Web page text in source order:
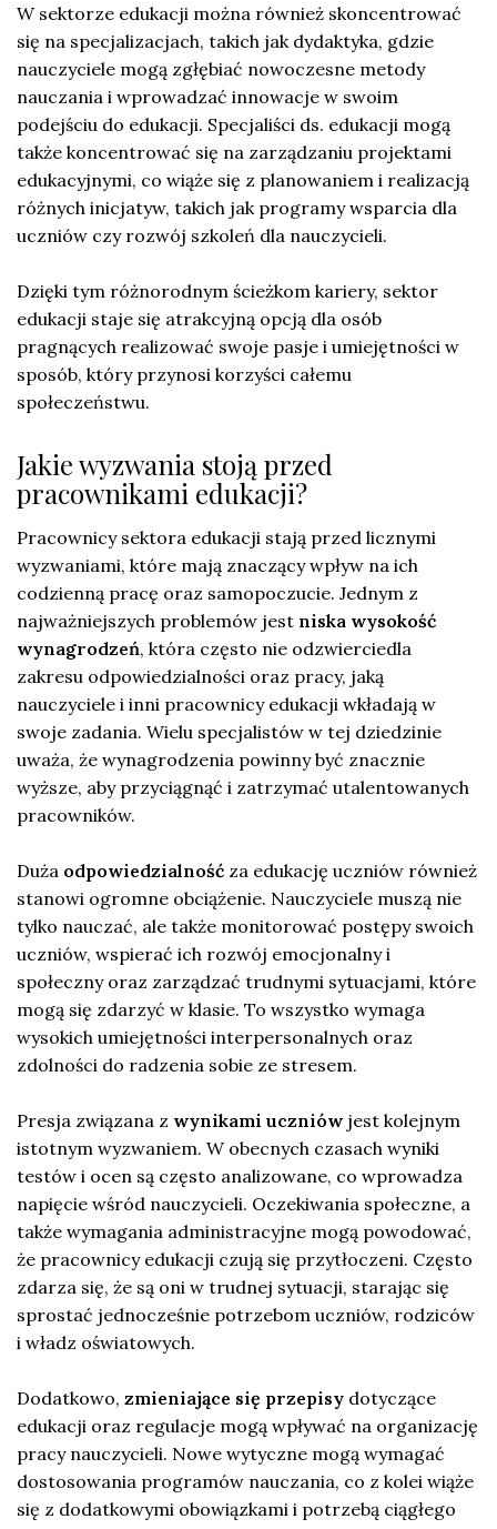
W sektorze edukacji można również skoncentrować
się na specjalizacjach, takich jak dydaktyka, gdzie
nauczyciele mogą zgłębiać nowoczesne metody
nauczania i wprowadzać innowacje w swoim
podejściu do edukacji. Specjaliści ds. edukacji mogą
także koncentrować się na zarządzaniu projektami
edukacyjnymi, co wiąże się z planowaniem i realizacją
różnych inicjatyw, takich jak programy wsparcia dla
uczniów czy rozwój szkoleń dla nauczycieli.
Dzięki tym różnorodnym ścieżkom kariery, sektor
edukacji staje się atrakcyjną opcją dla osób
pragnących realizować swoje pasje i umiejętności w
sposób, który przynosi korzyści całemu
społeczeństwu.
Jakie wyzwania stoją przed
pracownikami edukacji?
Pracownicy sektora edukacji stają przed licznymi
wyzwaniami, które mają znaczący wpływ na ich
codzienną pracę oraz samopoczucie. Jednym z
najważniejszych problemów jest niska wysokość
wynagrodzeń, która często nie odzwierciedla
zakresu odpowiedzialności oraz pracy, jaką
nauczyciele i inni pracownicy edukacji wkładają w
swoje zadania. Wielu specjalistów w tej dziedzinie
uważa, że wynagrodzenia powinny być znacznie
wyższe, aby przyciągnąć i zatrzymać utalentowanych
pracowników.
Duża odpowiedzialność za edukację uczniów również
stanowi ogromne obciążenie. Nauczyciele muszą nie
tylko nauczać, ale także monitorować postępy swoich
uczniów, wspierać ich rozwój emocjonalny i
społeczny oraz zarządzać trudnymi sytuacjami, które
mogą się zdarzyć w klasie. To wszystko wymaga
wysokich umiejętności interpersonalnych oraz
zdolności do radzenia sobie ze stresem.
Presja związana z wynikami uczniów jest kolejnym
istotnym wyzwaniem. W obecnych czasach wyniki
testów i ocen są często analizowane, co wprowadza
napięcie wśród nauczycieli. Oczekiwania społeczne, a
także wymagania administracyjne mogą powodować,
że pracownicy edukacji czują się przytłoczeni. Często
zdarza się, że są oni w trudnej sytuacji, starając się
sprostać jednocześnie potrzebom uczniów, rodziców
i władz oświatowych.
Dodatkowo, zmieniające się przepisy dotyczące
edukacji oraz regulacje mogą wpływać na organizację
pracy nauczycieli. Nowe wytyczne mogą wymagać
dostosowania programów nauczania, co z kolei wiąże
się z dodatkowymi obowiązkami i potrzebą ciągłego